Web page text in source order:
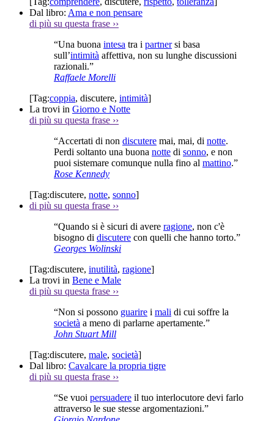
Dal libro: Ama e non pensare
di più su questa frase ››
“Una buona intesa tra i partnersi basa
sull’intimità affettiva, non su lunghe discussioni
razionali.”
Raffaele Morelli
[Tag:coppia, discutere, intimità]
La trovi in Giorno e Notte
di più su questa frase ››
“Accertati di non discutere mai, mai, di notte.
Perdi soltanto una buona notte di sonno, e non
puoi sistemare comunque nulla fino al mattino.”
Rose Kennedy
[Tag:discutere, notte, sonno]
di più su questa frase ››
“Quando si è sicuri di avere ragione, non c'è
bisogno di discutere con quelli che hanno torto.”
Georges Wolinski
[Tag:discutere, inutilità, ragione]
La trovi in Bene e Male
di più su questa frase ››
“Non si possono guarire i mali di cui soffre la
società a meno di parlarne apertamente.”
John Stuart Mill
[Tag:discutere, male, società]
Dal libro: Cavalcare la propria tigre
di più su questa frase ››
“Se vuoi persuadere il tuo interlocutore devi farlo
attraverso le sue stesse argomentazioni.”